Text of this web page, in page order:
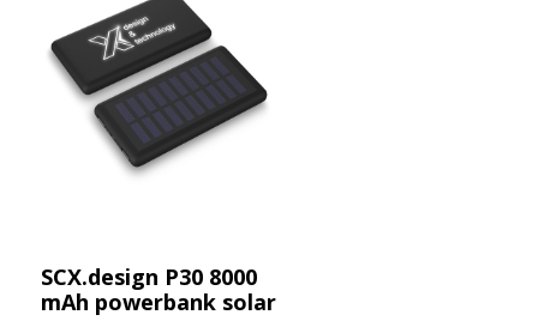
SCX.design P30 8000
mAh powerbank solar